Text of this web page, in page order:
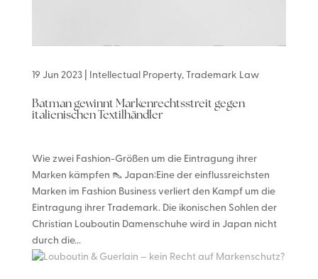
Batman gewinnt Markenrechtsstreit gegen
italienischen Textilhändler
19 Jun 2023| Intellectual Property, Trademark Law
Wie zwei Fashion-Größen um die Eintragung ihrer
Marken kämpfen 👠 Japan:Eine der einflussreichsten
Marken im Fashion Business verliert den Kampf um die
Eintragung ihrer Trademark. Die ikonischen Sohlen der
Christian Louboutin Damenschuhe wird in Japan nicht
durch die...